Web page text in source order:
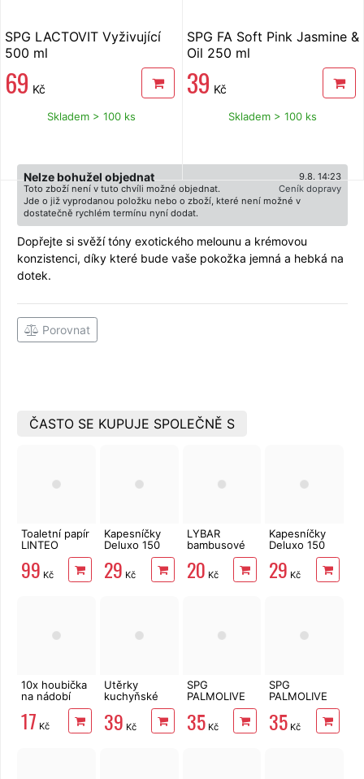
SPG LACTOVIT Vyživující
500 ml
69 Kč
Skladem > 100 ks
SPG FA Soft Pink Jasmine &
Oil 250 ml
39 Kč
Skladem > 100 ks
9.8. 14:23
Nelze bohužel objednat
Ceník dopravy
Toto zboží není v tuto chvíli možné objednat.
Jde o již vyprodanou položku nebo o zboží, které není možné v
dostatečně rychlém termínu nyní dodat.
Dopřejte si svěží tóny exotického melounu a krémovou
konzistenci, díky které bude vaše pokožka jemná a hebká na
dotek.
Porovnat
ČASTO SE KUPUJE SPOLEČNĚ S
Toaletní papír
LINTEO
3vrstvý 16
rolí, 240 m
99 Kč
Kapesníčky
Deluxo 150
ks 3vrstvé v
krabičce,
zvířátka
29 Kč
LYBAR
bambusové
tyčinky 200
ks
20 Kč
Kapesníčky
Deluxo 150
ks 3vrstvé v
krabičce,
šedé květy
29 Kč
10x houbička
na nádobí
17 Kč
Utěrky
kuchyňské
Clean
2vrstvé, 4
39 Kč
SPG
PALMOLIVE
Skin Radiance
Papaya &
Peach 250 ml
35Kč
SPG
PALMOLIVE
Orchid & Milk
250 ml
35 Kč